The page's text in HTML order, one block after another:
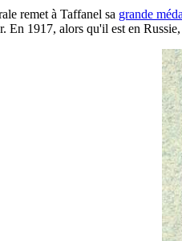
remet à Taffanel sa grande
En 1917, alors qu'il est en